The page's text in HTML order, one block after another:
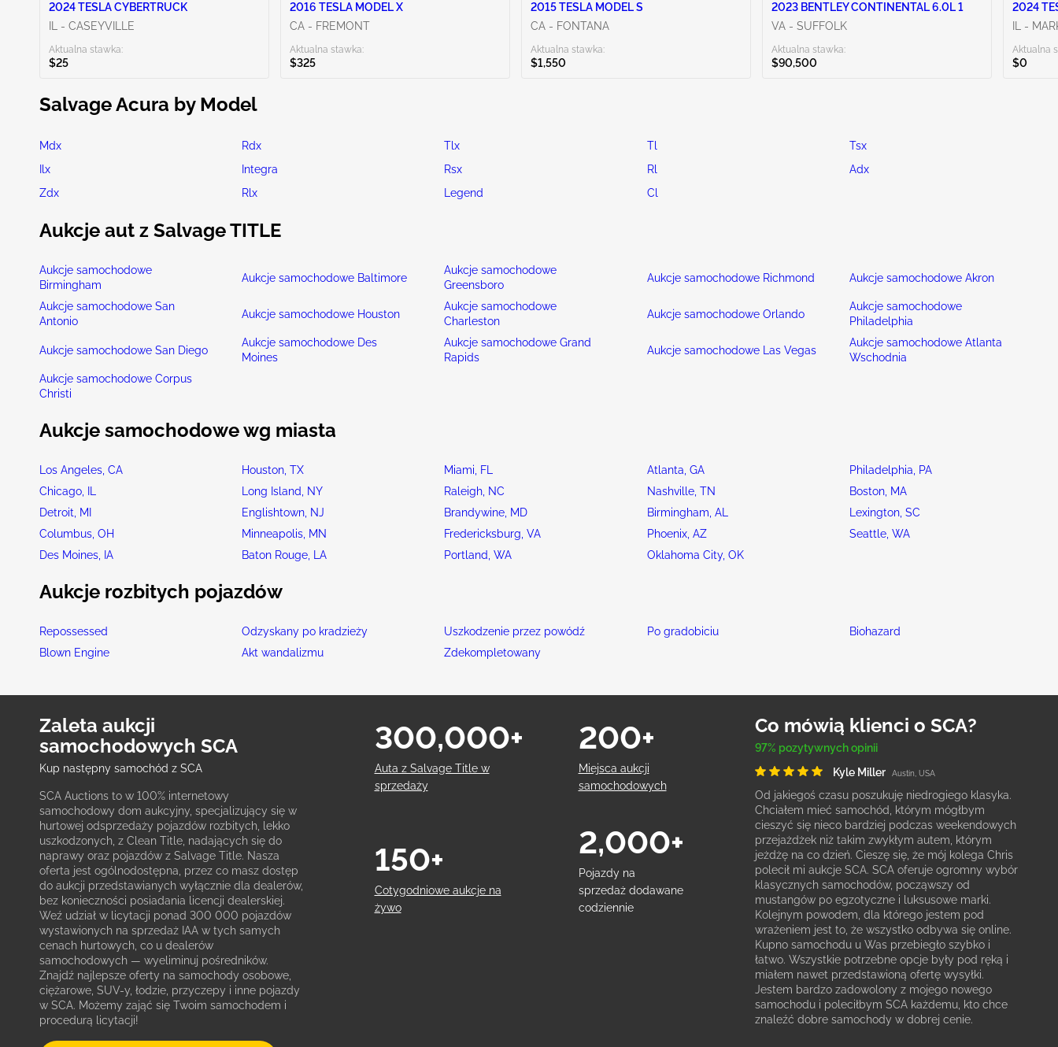
2024 TESLA CYBERTRUCK
IL - CASEYVILLE
Aktualna stawka:
$25
2016 TESLA MODEL X
CA - FREMONT
Aktualna stawka:
$325
2015 TESLA MODEL S
CA - FONTANA
Aktualna stawka:
$1,550
2023 BENTLEY CONTINENTAL 6.0L 1
VA - SUFFOLK
Aktualna stawka:
$90,500
2024
IL -
Aktualna
$0
Salvage Acura by Model
Mdx Rdx Tlx Tl
Tsx
Ilx
Integra Rsx Rl
Adx
Zdx
Rlx Legend Cl
Aukcje aut z Salvage TITLE
Aukcje samochodowe
Birmingham
Aukcje samochodowe Baltimore
Aukcje samochodowe
Greensboro
Aukcje samochodowe Richmond Aukcje samochodowe Akron
Aukcje samochodowe San
Antonio
Aukcje samochodowe Houston
Aukcje samochodowe
Charleston
Aukcje samochodowe Orlando
Aukcje samochodowe
Philadelphia
Aukcje samochodowe San Diego
Aukcje samochodowe Des
Moines
Aukcje samochodowe Grand
Rapids
Aukcje samochodowe Las Vegas
Aukcje samochodowe Atlanta
Wschodnia
Aukcje samochodowe Corpus
Christi
Aukcje samochodowe wg miasta
Los Angeles, CA Houston, TX Miami, FL Atlanta, GA
Philadelphia, PA
Chicago, IL
Long Island, NY Raleigh, NC Nashville, TN
Boston, MA
Detroit, MI
Englishtown, NJ Brandywine, MD Birmingham, AL
Lexington, SC
Columbus, OH
Minneapolis, MN Fredericksburg, VA Phoenix, AZ
Seattle, WA
Des Moines, IA
Baton Rouge, LA Portland, WA Oklahoma City, OK
Aukcje rozbitych pojazdów
Repossessed Odzyskany po kradzieży Uszkodzenie przez powódź Po gradobiciu
Biohazard
Blown Engine
Akt wandalizmu Zdekompletowany
Zaleta aukcji
samochodowych SCA
Kup następny samochód z SCA
SCA Auctions to w 100% internetowy
samochodowy dom aukcyjny, specjalizujący się w
hurtowej odsprzedaży pojazdów rozbitych, lekko
uszkodzonych, z Clean Title, nadających się do
naprawy oraz pojazdów z Salvage Title. Nasza
oferta jest ogólnodostępna, przez co masz dostęp
do aukcji przedstawianych wyłącznie dla dealerów,
bez konieczności posiadania licencji dealerskiej.
Weź udział w licytacji ponad 300 000 pojazdów
wystawionych na sprzedaż IAA w tych samych
cenach hurtowych, co u dealerów
samochodowych — wyeliminuj pośredników.
Znajdź najlepsze oferty na samochody osobowe,
ciężarowe, SUV-y, łodzie, przyczepy i inne pojazdy
w SCA. Możemy zająć się Twoim samochodem i
procedurą licytacji!
Auta z Salvage Title w
sprzedaży
300,000+
Miejsca aukcji
samochodowych
200+
Cotygodniowe aukcje na
żywo
150+
Pojazdy na
sprzedaż dodawane
codziennie
2,000+
Co mówią klienci o SCA?
97% pozytywnych opinii
Kyle Miller
Austin, USA
Od jakiegoś czasu poszukuję niedrogiego klasyka.
Chciałem mieć samochód, którym mógłbym
cieszyć się nieco bardziej podczas weekendowych
przejażdżek niż takim zwykłym autem, którym
jeżdżę na co dzień. Cieszę się, że mój kolega Chris
polecił mi aukcje SCA. SCA oferuje ogromny wybór
klasycznych samochodów, począwszy od
mustangów po egzotyczne i luksusowe marki.
Kolejnym powodem, dla którego jestem pod
wrażeniem jest to, że wszystko odbywa się online.
Kupno samochodu u Was przebiegło szybko i
łatwo. Wszystkie potrzebne opcje były pod ręką i
miałem nawet przedstawioną ofertę wysyłki.
Jestem bardzo zadowolony z mojego nowego
samochodu i poleciłbym SCA każdemu, kto chce
znaleźć dobre samochody w dobrej cenie.